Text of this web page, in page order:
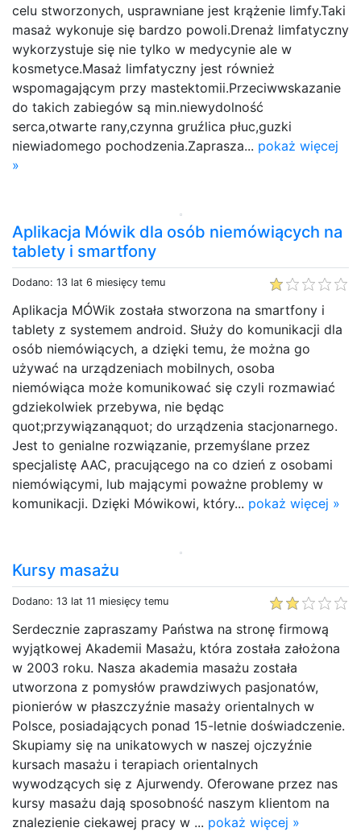
celu stworzonych, usprawniane jest krążenie limfy.Taki
masaż wykonuje się bardzo powoli.Drenaż limfatyczny
wykorzystuje się nie tylko w medycynie ale w
kosmetyce.Masaż limfatyczny jest również
wspomagającym przy mastektomii.Przeciwwskazanie
do takich zabiegów są min.niewydolność
serca,otwarte rany,czynna gruźlica płuc,guzki
niewiadomego pochodzenia.Zaprasza... pokaż więcej
»
Aplikacja Mówik dla osób niemówiących na
tablety i smartfony
Dodano: 13 lat 6 miesięcy temu
Aplikacja MÓWik została stworzona na smartfony i
tablety z systemem android. Służy do komunikacji dla
osób niemówiących, a dzięki temu, że można go
używać na urządzeniach mobilnych, osoba
niemówiąca może komunikować się czyli rozmawiać
gdziekolwiek przebywa, nie będąc
quot;przywiązanąquot; do urządzenia stacjonarnego.
Jest to genialne rozwiązanie, przemyślane przez
specjalistę AAC, pracującego na co dzień z osobami
niemówiącymi, lub mającymi poważne problemy w
komunikacji. Dzięki Mówikowi, który... pokaż więcej »
Kursy masażu
Dodano: 13 lat 11 miesięcy temu
Serdecznie zapraszamy Państwa na stronę firmową
wyjątkowej Akademii Masażu, która została założona
w 2003 roku. Nasza akademia masażu została
utworzona z pomysłów prawdziwych pasjonatów,
pionierów w płaszczyźnie masaży orientalnych w
Polsce, posiadających ponad 15-letnie doświadczenie.
Skupiamy się na unikatowych w naszej ojczyźnie
kursach masażu i terapiach orientalnych
wywodzących się z Ajurwendy. Oferowane przez nas
kursy masażu dają sposobność naszym klientom na
znalezienie ciekawej pracy w ... pokaż więcej »